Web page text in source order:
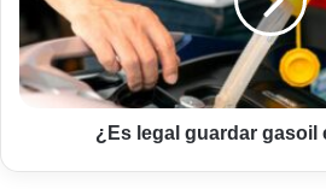
mi
garaje?
¿Es legal guardar gasoil